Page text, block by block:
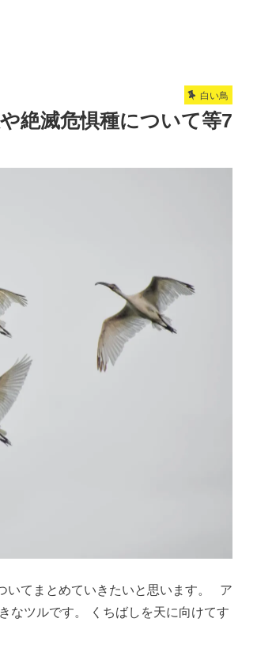
白い鳥
絶滅危惧種について等7
いてまとめていきたいと思います。 ア
なツルです。 くちばしを天に向けてす